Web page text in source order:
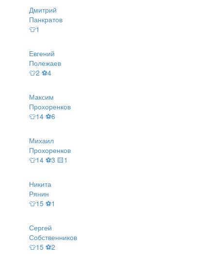
Дмитрий
Панкратов
👕1
Евгений
Полежаев
👕2 ⚽4
Максим
Прохоренков
👕14 ⚽6
Михаил
Прохоренков
👕14 ⚽3 🟨1
Никита
Рянин
👕15 ⚽1
Сергей
Собственников
👕15 ⚽2